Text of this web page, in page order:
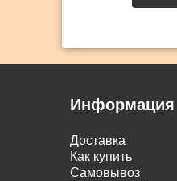
Информация
Доставка
Как купить
Самовывоз